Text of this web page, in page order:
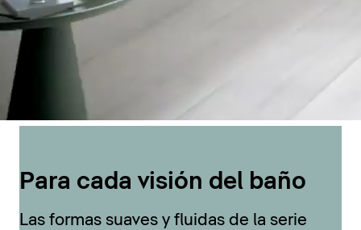
Para cada visión del baño
Las formas suaves y fluidas de la serie